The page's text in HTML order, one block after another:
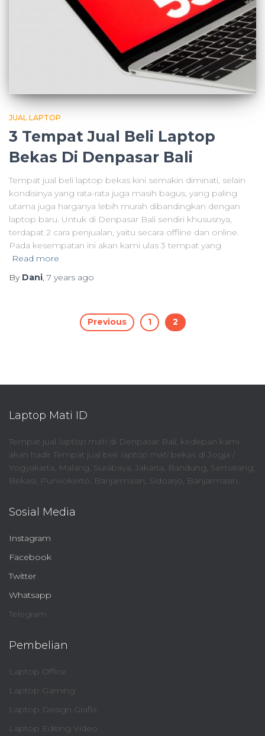
JUAL LAPTOP
3 Tempat Jual Beli Laptop
Bekas Di Denpasar Bali
Tempat jual beli laptop bekas kini semakin diminati, selain
kondisinya yang rata-rata juga masih bagus, yang paling
utama juga harganya lebih murah dibandingkan dengan
laptop baru. Untuk di Denpasar Bali sendiri khususnya,
terdapat 2 cara penjualan, yaitu secara offline dan online.
Pada kesempatan ini akan kami ulas 3 tempat yang
Read more
By Dani, 7 years ago
Previous 1 2
Laptop Mati ID
Tempat jual laptop matidi Denpasar Bali, kedepan kami
akan hadir Tempat jual beli laptop matibekas di Jogja /
Yogyakarta, Malang, Surabaya, Jakarta, Bandung, Semarang,
Bekasi, Purwokerto, Banjarmasin, Sidoarjo, Banjarmasin.
Sosial Media
Instagram
Facebook
Twitter
Whatsapp
Telegram
Pembelian
Laptop Office
Laptop Gaming
Laptop Design Grafis
Laptop Editing Video